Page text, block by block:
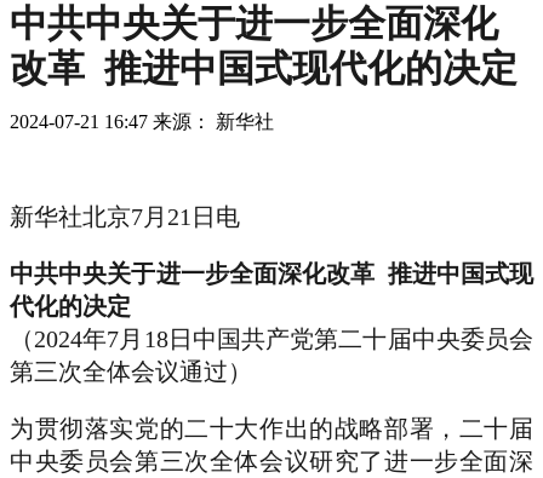
中共中央关于进一步全面深化
改革 推进中国式现代化的决定
2024-07-21 16:47 来源： 新华社
新华社北京7月21日电
中共中央关于进一步全面深化改革 推进中国式现
代化的决定
（2024年7月18日中国共产党第二十届中央委员会
第三次全体会议通过）
为贯彻落实党的二十大作出的战略部署，二十届
中央委员会第三次全体会议研究了进一步全面深